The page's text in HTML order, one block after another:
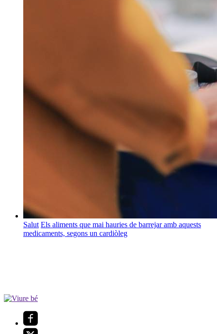
Salut Els aliments que mai hauries de barrejar amb aquests
medicaments, segons un cardiòleg